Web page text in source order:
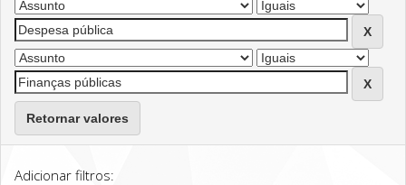
Retornar valores
Adicionar filtros: